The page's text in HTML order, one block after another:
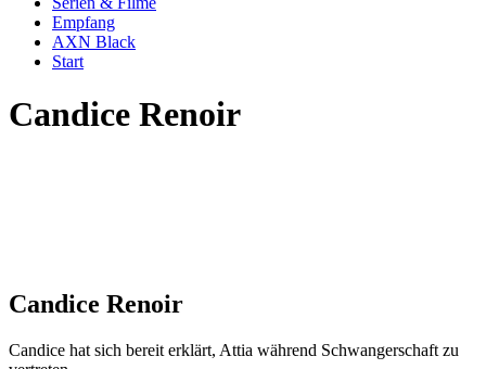
Empfang
AXN Black
Start
Candice Renoir
Candice Renoir
Candice hat sich bereit erklärt, Attia während Schwangerschaft zu